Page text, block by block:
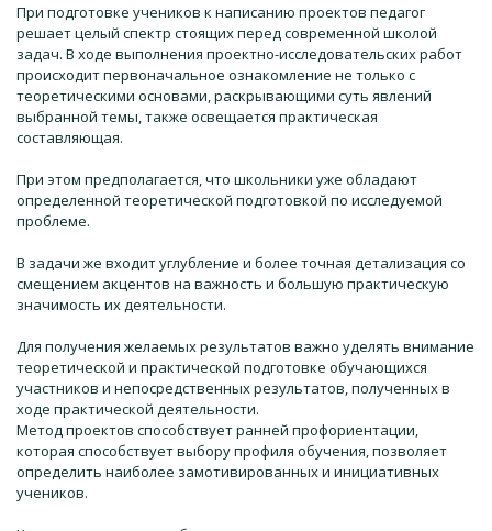
При подготовке учеников к написанию проектов педагог
решает целый спектр стоящих перед современной школой
задач. В ходе выполнения проектно-исследовательских работ
происходит первоначальное ознакомление не только с
теоретическими основами, раскрывающими суть явлений
выбранной темы, также освещается практическая
составляющая.
При этом предполагается, что школьники уже обладают
определенной теоретической подготовкой по исследуемой
проблеме.
В задачи же входит углубление и более точная детализация со
смещением акцентов на важность и большую практическую
значимость их деятельности.
Для получения желаемых результатов важно уделять внимание
теоретической и практической подготовке обучающихся
участников и непосредственных результатов, полученных в
ходе практической деятельности.
Метод проектов способствует ранней профориентации,
которая способствует выбору профиля обучения, позволяет
определить наиболее замотивированных и инициативных
учеников.